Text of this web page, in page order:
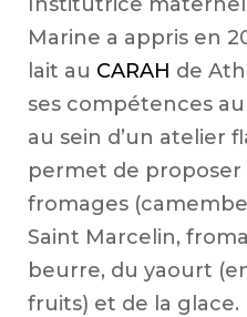
Marine a appris en
lait au CARAH de
ses compétences
au sein d’un atelier
permet de proposer
fromages
Saint Marcelin,
beurre, du yaourt
fruits) et de la glace.